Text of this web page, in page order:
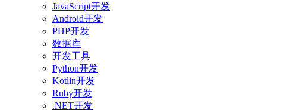
JavaScript开发
Android开发
PHP开发
数据库
开发工具
Python开发
Kotlin开发
Ruby开发
.NET开发